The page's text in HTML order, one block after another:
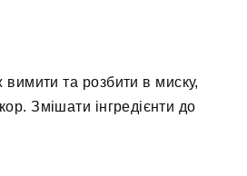
вимити та розбити в миску,
Змішати інгредієнти до